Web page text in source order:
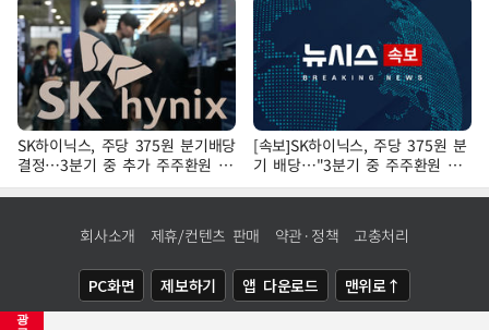
광
SK하이닉스, 주당 375원 분기배당
결정…3분기 중 추가 주주환원 발
표
[속보]SK하이닉스, 주당 375원 분
기 배당…"3분기 중 주주환원 방
안 확정"
회사소개 제휴/컨텐츠 판매 약관·정책 고충처리
PC화면 제보하기 앱 다운로드 맨위로↑